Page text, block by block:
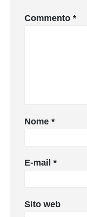
Commento *
Nome *
E-mail *
Sito web